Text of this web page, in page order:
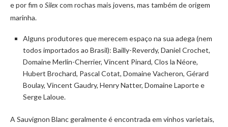
e por fim o Silexcom rochas mais jovens, mas também de origem
marinha.
Alguns produtores que merecem espaço na sua adega (nem
todos importados ao Brasil): Bailly-Reverdy, Daniel Crochet,
Domaine Merlin-Cherrier, Vincent Pinard, Clos la Néore,
Hubert Brochard, Pascal Cotat, Domaine Vacheron, Gérard
Boulay, Vincent Gaudry, Henry Natter, Domaine Laporte e
Serge Laloue.
A Sauvignon Blanc geralmente é encontrada em vinhos varietais,